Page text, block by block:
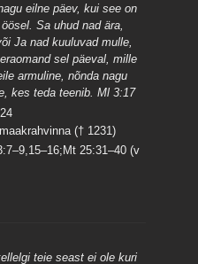
eilne päev, kui see on
Sa uhud nad ära,
Ja nad kuuluvad mulle,
sel päeval, mille
armuline, nõnda nagu
kes teda teenib. Ml 3:17
(† 1231)
25:31–40 (v
teie seast ei ole kuri